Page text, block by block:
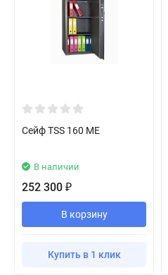
Сейф TSS 160 ME
В наличии
252 300 ₽
В корзину
Купить в 1 клик